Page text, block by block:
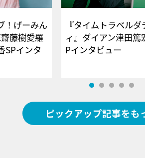
！げーみん
藤樹愛羅
SPインタ
『タイムトラベルダ
ィ』ダイアン津田篤
Pインタビュ
ピックアップ記事をも